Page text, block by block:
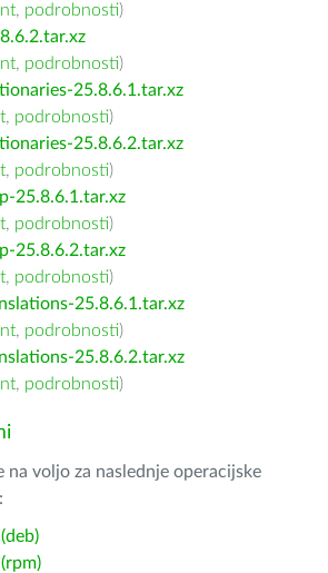
, podrobnosti)
, podrobnosti)
25.8.6.1.tar.xz
, podrobnosti)
25.8.6.2.tar.xz
, podrobnosti)
25.8.6.1.tar.xz
, podrobnosti)
25.8.6.2.tar.xz
, podrobnosti)
25.8.6.1.tar.xz
, podrobnosti)
25.8.6.2.tar.xz
, podrobnosti)
na voljo za naslednje operacijske